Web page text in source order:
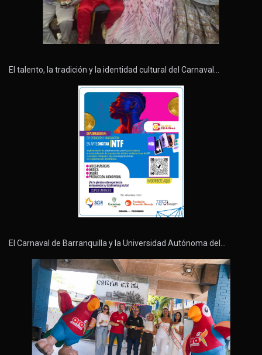
El talento, la tradición y la identidad cultural del Carnaval…
El Carnaval de Barranquilla y la Universidad Autónoma del…